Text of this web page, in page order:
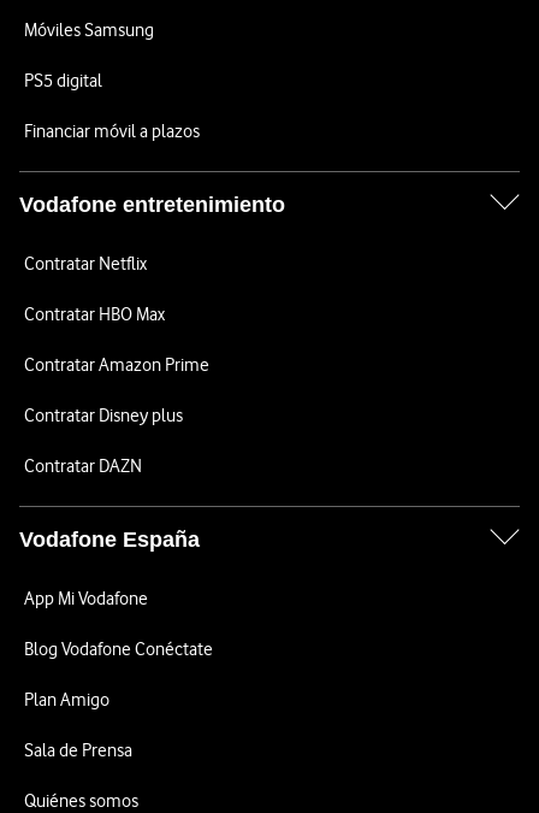
Móviles Samsung
PS5 digital
Financiar móvil a plazos
Vodafone entretenimiento
Contratar Netflix
Contratar HBO Max
Contratar Amazon Prime
Contratar Disney plus
Contratar DAZN
Vodafone España
App Mi Vodafone
Blog Vodafone Conéctate
Plan Amigo
Sala de Prensa
Quiénes somos